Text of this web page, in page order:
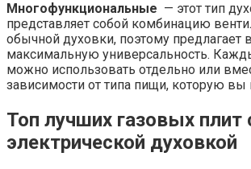
Многофункциональные — этот тип
представляет собой комбинацию
обычной духовки, поэтому предлагает
максимальную универсальность.
можно использовать отдельно или
зависимости от типа пищи, которую вы
Топ лучших газовых плит
электрической духовкой